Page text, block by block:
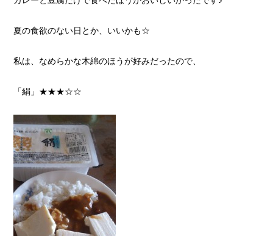
夏の食欲のない日とか、いいかも☆
私は、なめらかな木綿のほうが好みだったので、
「絹」★★★☆☆